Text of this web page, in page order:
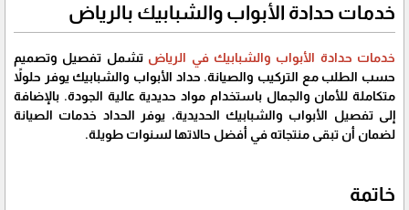
خدمات حدادة الأبواب والشبابيك بالرياض
خدمات حدادة الأبواب والشبابيك في الرياض تشمل تفصيل وتصميم
حسب الطلب مع التركيب والصيانة. حداد الأبواب والشبابيك يوفر حلولاً
متكاملة للأمان والجمال باستخدام مواد حديدية عالية الجودة. بالإضافة
إلى تفصيل الأبواب والشبابيك الحديدية، يوفر الحداد خدمات الصيانة
لضمان أن تبقى منتجاته في أفضل حالاتها لسنوات طويلة.
خاتمة